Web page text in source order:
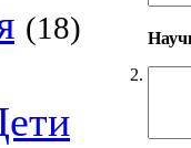
(18)
2.